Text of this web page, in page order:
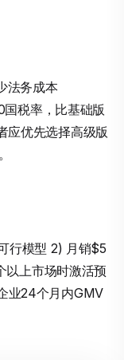
法务成本
税率，比基础版
应优先选择高级版
行模型 2) 月销$5
以上市场时激活预
业24个月内GMV